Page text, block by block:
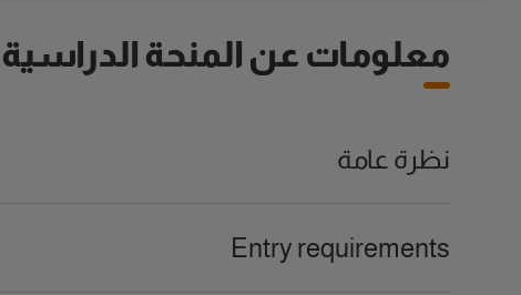
معلومات عن المنحة الدراسية
نظرة عامة
Entry requirements